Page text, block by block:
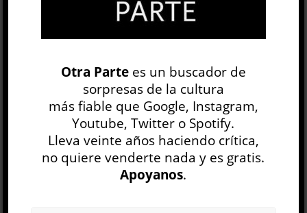
afirma que sus libros aportan “nuevas formas
de observar la realidad”. La primera afirmación
es totalmente cierta y basta echar un vistazo a
rajatabla. La segunda es cuestionable en tanto y
en cua...
LEER MÁS
Otra Partees un buscador de
sorpresas de la cultura
más fiable que Google, Instagram,
Youtube, Twitter o Spotify.
Lleva veinte años haciendo crítica,
no quiere venderte nada y es gratis.
Apoyanos.